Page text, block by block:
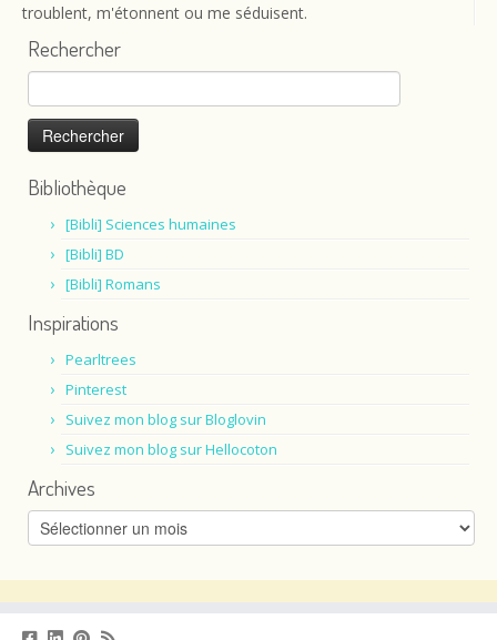
troublent, m'étonnent ou me séduisent.
Rechercher
Rechercher :
Bibliothèque
[Bibli] Sciences humaines
[Bibli] BD
[Bibli] Romans
Inspirations
Pearltrees
Pinterest
Suivez mon blog sur Bloglovin
Suivez mon blog sur Hellocoton
Archives
Archives